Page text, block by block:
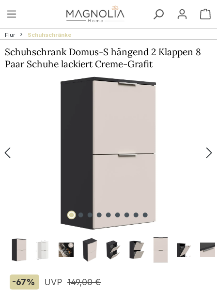
Zum Hauptinhalt springen
Flur Schuhschränke
Schuhschrank Domus-S hängend 2 Klappen 8
Paar Schuhe lackiert Creme-Grafit
Bildergalerie überspringen
-67% UVP 149,00 €